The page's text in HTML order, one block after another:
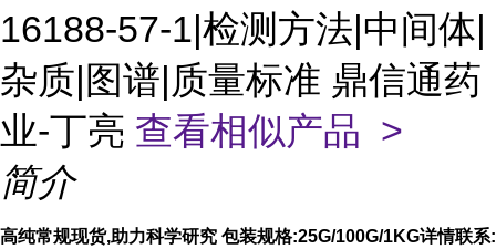
16188-57-1|检测方法|中间体|
杂质|图谱|质量标准 鼎信通药
业-丁亮 查看相似产品 >
简介
高纯常规现货,助力科学研究 包装规格:25G/100G/1KG详情联系: